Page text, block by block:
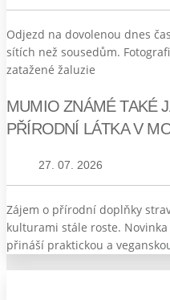
Odjezd na dovolenou dnes
sítích než sousedům.
zatažené žaluzie
MUMIO ZNÁMÉ TAKÉ
PŘÍRODNÍ LÁTKA V
27. 07. 2026
Zájem o přírodní doplňky
kulturami stále roste.
přináší praktickou a